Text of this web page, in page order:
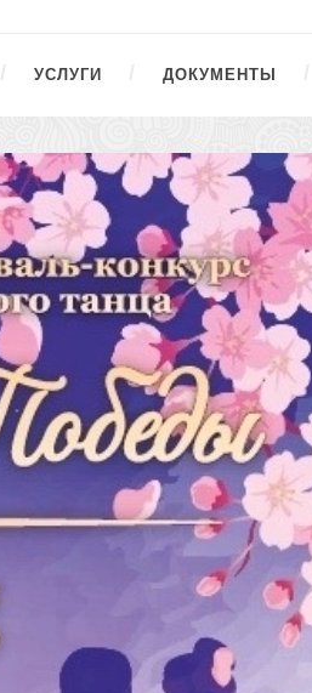
УСЛУГИ ДОКУМЕНТЫ